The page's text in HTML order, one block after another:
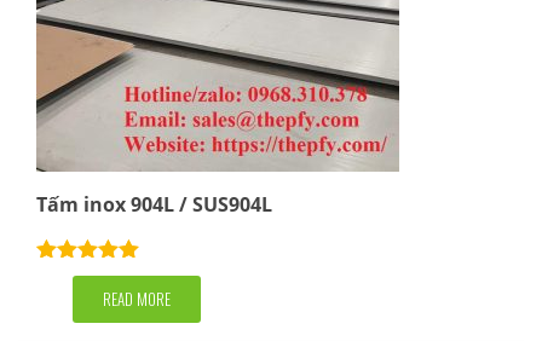
Tấm inox 904L / SUS904L
Rated5.00
out of 5READ MORE